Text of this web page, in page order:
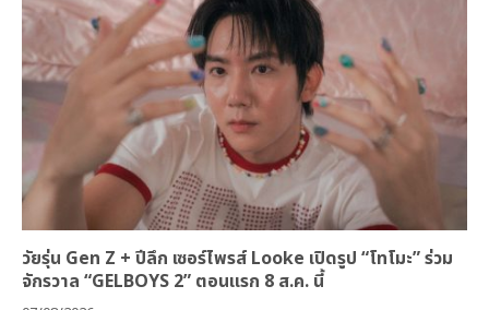
วัยรุ่น Gen Z + ปีลึก เซอร์ไพรส์ Looke เปิดรูป “โทโมะ” ร่วม
จักรวาล “GELBOYS 2” ตอนแรก 8 ส.ค. นี้